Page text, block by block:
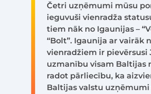
Četri uzņēmumi mūsu
ieguvuši vienradža
tiem nāk no Igaunijas –
“Bolt”. Igaunija ar vairāk
vienradžiem ir pievērsusi
uzmanību visam Baltijas
radot pārliecību, ka
Baltijas valstu uzņēmumi